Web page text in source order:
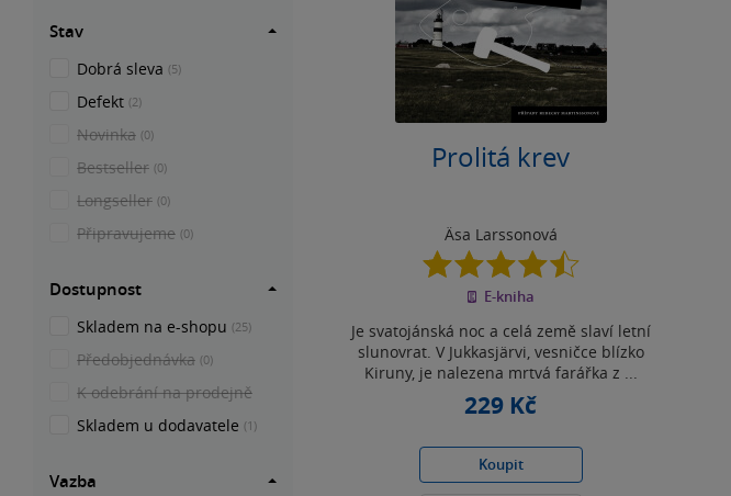
Prolitá krev
Äsa Larssonová
4.5
z
5
E-kniha
Je svatojánská noc a celá země slaví letní
slunovrat. V Jukkasjärvi, vesničce blízko
Kiruny, je nalezena mrtvá farářka z ...
229 Kč
Koupit
Stav
Dobrá sleva (5)
Defekt (2)
Novinka (0)
Bestseller (0)
Longseller (0)
Připravujeme (0)
Dostupnost
Skladem na e-shopu (25)
Předobjednávka (0)
K odebrání na prodejně
Skladem u dodavatele (1)
Vazba